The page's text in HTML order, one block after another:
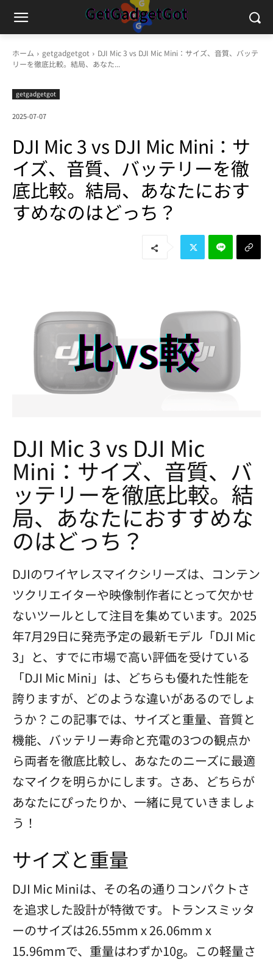
ホーム getgadgetgot
DJI Mic 3 vs DJI Mic Mini：サイズ、音質、バッテ
リーを徹底比較。結局、あなた...
getgadgetgot
2025-07-07
DJI Mic 3 vs DJI Mic Mini：サ
イズ、音質、バッテリーを徹
底比較。結局、あなたにおす
すめなのはどっち？
DJI Mic 3 vs DJI Mic
Mini：サイズ、音質、バ
ッテリーを徹底比較。結
局、あなたにおすすめな
のはどっち？
DJIのワイヤレスマイクシリーズは、コンテン
ツクリエイターや映像制作者にとって欠かせ
ないツールとして注目を集めています。2025
年7月29日に発売予定の最新モデル「DJI Mic
3」と、すでに市場で高い評価を受けている
「DJI Mic Mini」は、どちらも優れた性能を
誇りますが、どのような違いがあるのでしょ
うか？この記事では、サイズと重量、音質と
機能、バッテリー寿命と充電の3つの観点か
ら両者を徹底比較し、あなたのニーズに最適
なマイクを明らかにします。さあ、どちらが
あなたにぴったりか、一緒に見ていきましょ
う！
サイズと重量
DJI Mic Miniは、その名の通りコンパクトさ
を追求した設計が特徴です。トランスミッタ
ーのサイズは26.55mm x 26.06mm x
15.96mmで、重量はわずか10g。この軽量さ